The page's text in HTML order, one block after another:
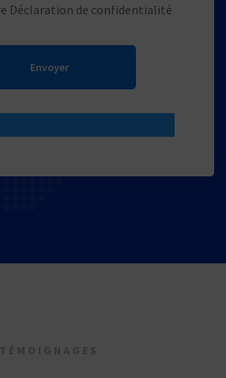
Déclaration de confidentialité